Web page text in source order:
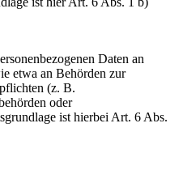
Daten an
etwa an Behörden zur
(z. B.
oder
ist hierbei Art. 6 Abs.